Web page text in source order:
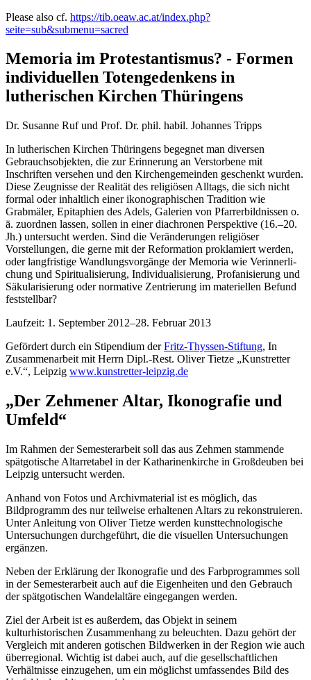
Please also cf. https://tib.oeaw.ac.at/index.php?
seite=sub&submenu=sacred
Memoria im Protestantismus? - Formen
individuellen Totengedenkens in
lutherischen Kirchen Thüringens
Dr. Susanne Ruf und Prof. Dr. phil. habil. Johannes Tripps
In lutherischen Kirchen Thüringens begegnet man diversen
Gebrauchsobjekten, die zur Erinnerung an Verstorbene mit
Inschriften versehen und den Kirchengemeinden geschenkt wurden.
Diese Zeugnisse der Realität des religiösen All­tags, die sich nicht
formal oder inhaltlich einer ikonographischen Tradition wie
Grabmäler, Epitaphien des Adels, Galerien von Pfarrerbildnissen o.
ä. zuordnen lassen, sollen in einer diachro­nen Perspektive (16.–20.
Jh.) untersucht werden. Sind die Veränderungen religiöser
Vorstellungen, die gerne mit der Reformation proklamiert werden,
oder langfristige Wandlungsvorgänge der Memoria wie Verinnerli­
chung und Spiritualisierung, Individualisierung, Profanisierung und
Säkularisierung oder normative Zentrierung im materiellen Befund
feststellbar?
Laufzeit: 1. September 2012–28. Februar 2013
Gefördert durch ein Stipendium derFritz-Thyssen-Stiftung, In
Zusammenarbeit mit Herrn Dipl.-Rest. Oliver Tietze „Kunstretter
e.V.“, Leipzig www.kunstretter-leipzig.de
„Der Zehmener Altar, Ikonografie und
Umfeld“
Im Rahmen der Semesterarbeit soll das aus Zehmen stammende
spätgotische Altarretabel in der Katharinenkirche in Großdeuben bei
Leipzig untersucht werden.
Anhand von Fotos und Archivmaterial ist es möglich, das
Bildprogramm des nur teilweise erhaltenen Altars zu rekonstruieren.
Unter Anleitung von Oliver Tietze werden kunsttechnologische
Untersuchungen durchgeführt, die die visuellen Untersuchungen
ergänzen.
Neben der Erklärung der Ikonografie und des Farbprogrammes soll
in der Semesterarbeit auch auf die Eigenheiten und den Gebrauch
der spätgotischen Wandelaltäre eingegangen werden.
Ziel der Arbeit ist es außerdem, das Objekt in seinem
kulturhistorischen Zusammenhang zu beleuchten. Dazu gehört der
Vergleich mit anderen gotischen Bildwerken in der Region wie auch
überregional. Wichtig ist dabei auch, auf die gesellschaftlichen
Verhältnisse einzugehen, um ein möglichst umfassendes Bild des